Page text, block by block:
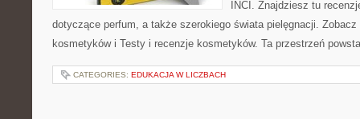
INCI. Znajdziesz tu
dotyczące perfum, a także szerokiego świata pielęgnacji.
kosmetyków i Testy i recenzje kosmetyków. Ta przestrzeń
CATEGORIES: EDUKACJA W LICZBACH